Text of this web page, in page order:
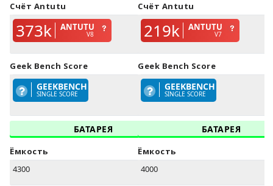
Счёт Antutu
373k ANTUTU
V8
Geek Bench Score
GEEKBENCH
SINGLE SCORE
БАТАРЕЯ
Ёмкость
4300
Счёт Antutu
219k ANTUTU
V7
Geek Bench Score
GEEKBENCH
SINGLE SCORE
БАТАРЕЯ
Ёмкость
4000